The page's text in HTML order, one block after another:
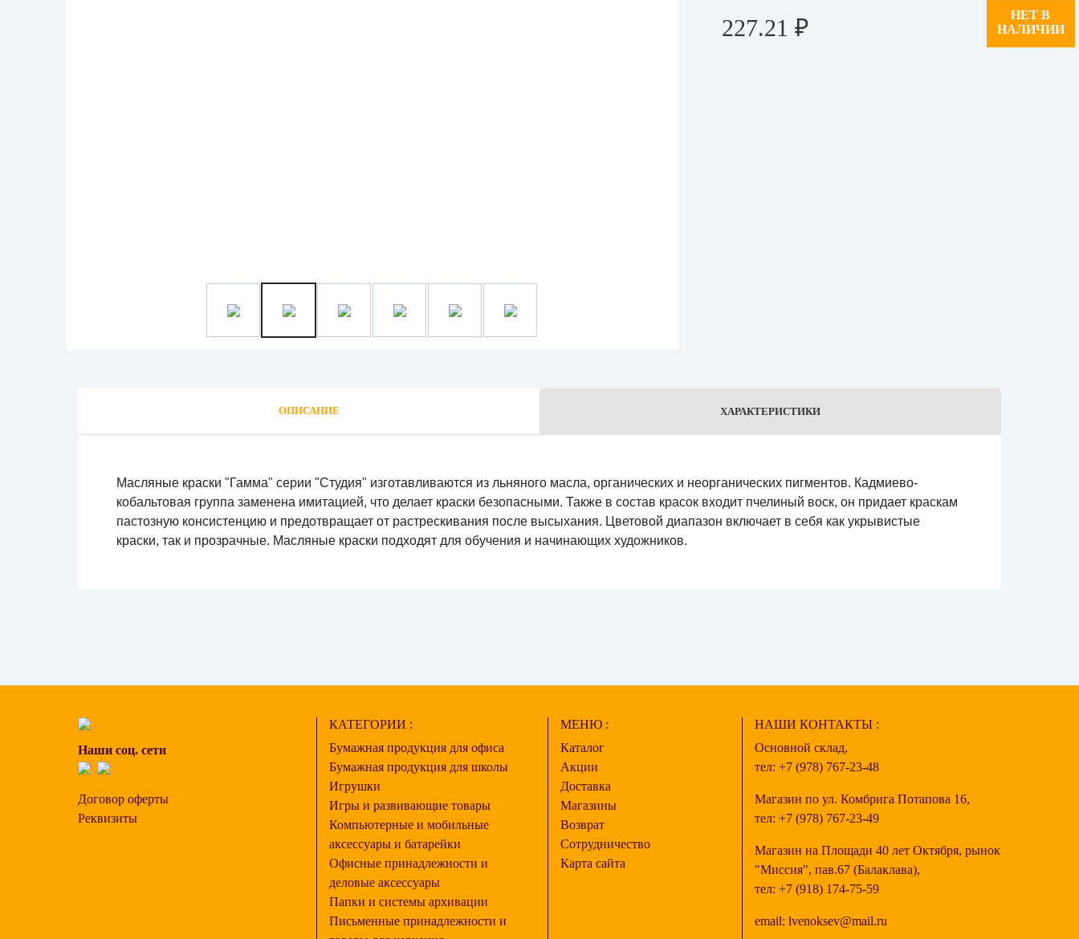
227.21 ₽
НЕТ В
НАЛИЧИИ
ОПИСАНИЕ ХАРАКТЕРИСТИКИ
Масляные краски "Гамма" серии "Студия" изготавливаются из льняного масла, органических и неорганических пигментов. Кадмиево-
кобальтовая группа заменена имитацией, что делает краски безопасными. Также в состав красок входит пчелиный воск, он придает краскам
пастозную консистенцию и предотвращает от растрескивания после высыхания. Цветовой диапазон включает в себя как укрывистые
краски, так и прозрачные. Масляные краски подходят для обучения и начинающих художников.
Наши соц. сети
Договор оферты
Реквизиты
КАТЕГОРИИ :
Бумажная продукция для офиса
Бумажная продукция для школы
Игрушки
Игры и развивающие товары
Компьютерные и мобильные
аксессуары и батарейки
Офисные принадлежности и
деловые аксессуары
Папки и системы архивации
Письменные принадлежности и
МЕНЮ :
Каталог
Акции
Доставка
Магазины
Возврат
Сотрудничество
Карта сайта
НАШИ КОНТАКТЫ :
Основной склад,
тел:+7 (978) 767-23-48
Магазин по ул. Комбрига Потапова 16,
тел:+7 (978) 767-23-49
Магазин на Площади 40 лет Октября, рынок
"Миссия", пав.67 (Балаклава),
тел:+7 (918) 174-75-59
email:lvenoksev@mail.ru